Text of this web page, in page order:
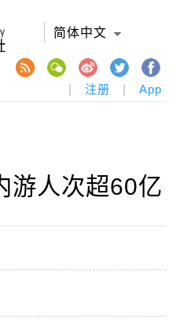
简体中文
注册 App
游人次超60亿